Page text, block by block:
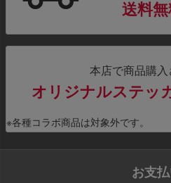
送料
本店で商品購
オリジナルステッ
※各種コラボ商品は対象外です。
お支